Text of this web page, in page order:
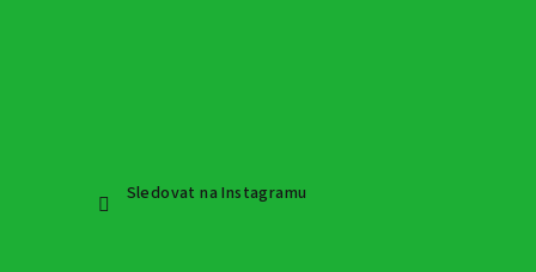
Sledovat na Instagramu